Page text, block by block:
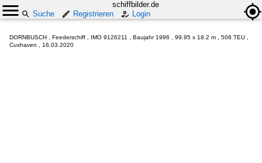
schiffbilder.de
Suche
Registrieren Login
DORNBUSCH , Feederschiff , IMO 9126211 , Baujahr 1996 , 99.95 x 18.2 m , 508 TEU ,
Cuxhaven , 16.03.2020